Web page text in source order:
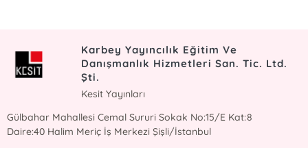
Karbey Yayıncılık Eğitim Ve
Danışmanlık Hizmetleri San. Tic. Ltd.
Şti.
Kesit Yayınları
Gülbahar Mahallesi Cemal Sururi Sokak No:15/E Kat:8
Daire:40 Halim Meriç İş Merkezi Şişli/İstanbul